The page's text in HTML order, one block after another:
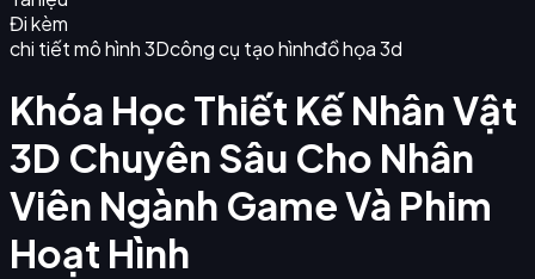
Đi kèm
chi tiết mô hình 3Dcông cụ tạo hìnhđồ họa 3d
Khóa Học Thiết Kế Nhân Vật
3D Chuyên Sâu Cho Nhân
Viên Ngành Game Và Phim
Hoạt Hình